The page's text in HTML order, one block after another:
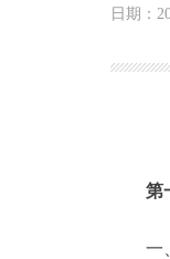
日期：
第
一、